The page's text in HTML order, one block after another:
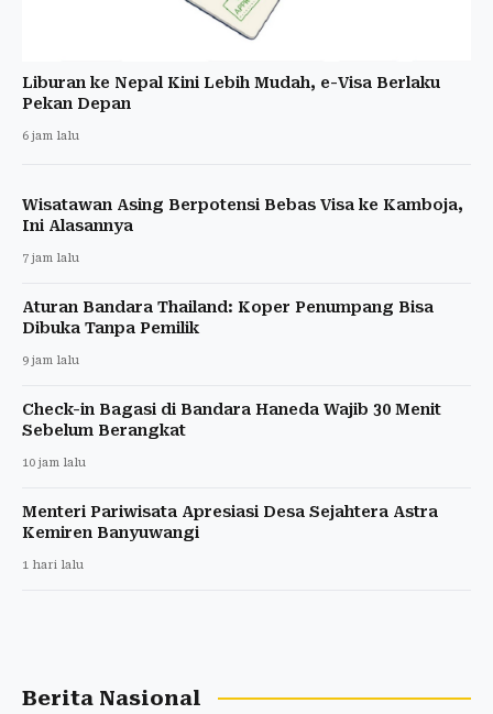
Liburan ke Nepal Kini Lebih Mudah, e-Visa Berlaku
Pekan Depan
6 jam lalu
Wisatawan Asing Berpotensi Bebas Visa ke Kamboja,
Ini Alasannya
7 jam lalu
Aturan Bandara Thailand: Koper Penumpang Bisa
Dibuka Tanpa Pemilik
9 jam lalu
Check-in Bagasi di Bandara Haneda Wajib 30 Menit
Sebelum Berangkat
10 jam lalu
Menteri Pariwisata Apresiasi Desa Sejahtera Astra
Kemiren Banyuwangi
1 hari lalu
Berita Nasional